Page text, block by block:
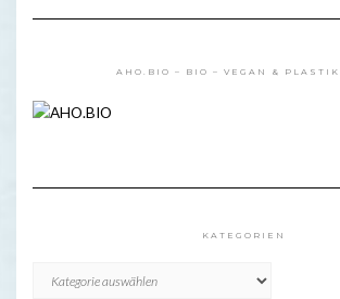
AHO.BIO – BIO – VEGAN &
KATEGORIEN